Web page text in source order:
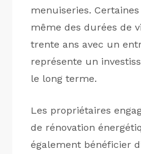
menuiseries.
même des durées de
trente ans avec un
représente un
le long terme.
Les propriétaires
de rénovation
également bénéficier